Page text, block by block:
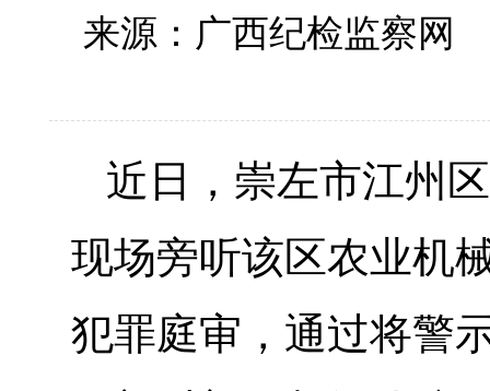
来源：广西纪检监察
近日，崇左市江州
现场旁听该区农业机
犯罪庭审，通过将警